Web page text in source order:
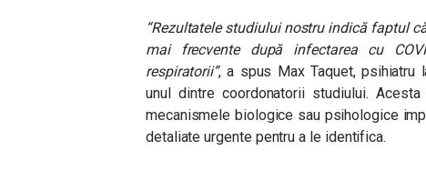
“Rezultatele studiului nostru indică faptul
mai frecvente după infectarea cu
respiratorii”, a spus Max Taquet, psihiatru
unul dintre coordonatorii studiului.
mecanismele biologice sau psihologice
detaliate urgente pentru a le identifica.